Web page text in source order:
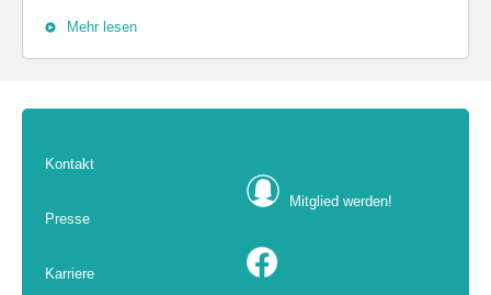
Mehr lesen
Kontakt
Presse
Karriere
Mitglied werden!